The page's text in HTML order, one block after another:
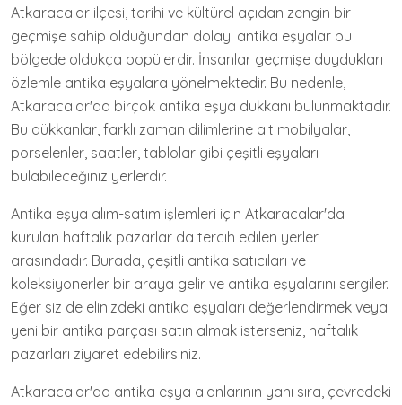
Atkaracalar ilçesi, tarihi ve kültürel açıdan zengin bir
geçmişe sahip olduğundan dolayı antika eşyalar bu
bölgede oldukça popülerdir. İnsanlar geçmişe duydukları
özlemle antika eşyalara yönelmektedir. Bu nedenle,
Atkaracalar'da birçok antika eşya dükkanı bulunmaktadır.
Bu dükkanlar, farklı zaman dilimlerine ait mobilyalar,
porselenler, saatler, tablolar gibi çeşitli eşyaları
bulabileceğiniz yerlerdir.
Antika eşya alım-satım işlemleri için Atkaracalar'da
kurulan haftalık pazarlar da tercih edilen yerler
arasındadır. Burada, çeşitli antika satıcıları ve
koleksiyonerler bir araya gelir ve antika eşyalarını sergiler.
Eğer siz de elinizdeki antika eşyaları değerlendirmek veya
yeni bir antika parçası satın almak isterseniz, haftalık
pazarları ziyaret edebilirsiniz.
Atkaracalar'da antika eşya alanlarının yanı sıra, çevredeki